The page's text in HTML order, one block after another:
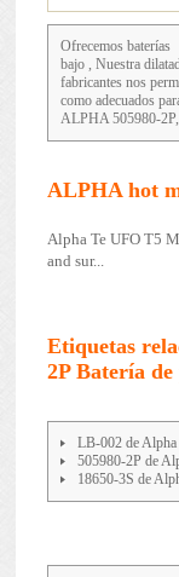
Ofrecemos baterías
bajo , Nuestra
fabricantes nos
como adecuados
ALPHA 505980-
ALPHA hot
Alpha Te UFO T5
and sur...
Etiquetas
2P Batería
LB-002 de
505980-2P de
18650-3S de